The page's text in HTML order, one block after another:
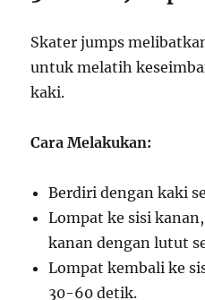
Skater jumps
untuk melatih
kaki.
Cara Melakukan:
Berdiri dengan kaki
Lompat ke sisi
kanan dengan lutut
Lompat kembali ke
30-60 detik.